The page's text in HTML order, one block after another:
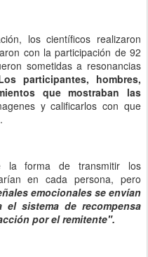
los científicos realizaron
con la participación de 92
sometidas a resonancias
participantes, hombres,
que mostraban las
y calificarlos con que
la forma de transmitir los
en cada persona, pero
emocionales se envían
el sistema de recompensa
por el remitente".